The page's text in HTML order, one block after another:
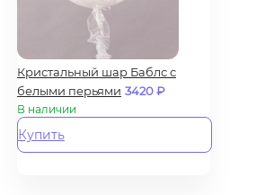
Кристальный шар Баблс с
белыми перьями 3420₽
В наличии
Купить